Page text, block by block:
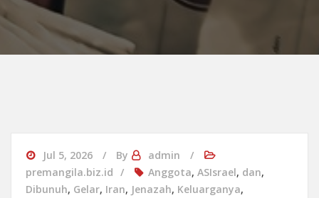
Jul 5, 2026 By
admin
premangila.biz.id
Anggota, ASIsrael, dan,
Dibunuh, Gelar, Iran, Jenazah, Keluarganya,